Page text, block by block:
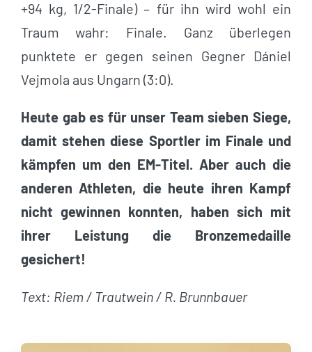
+94 kg, 1/2-Finale) – für ihn wird wohl ein
Traum wahr: Finale. Ganz überlegen
punktete er gegen seinen Gegner Dániel
Vejmola aus Ungarn (3:0).
Heute gab es für unser Team sieben Siege,
damit stehen diese Sportler im Finale und
kämpfen um den EM-Titel. Aber auch die
anderen Athleten, die heute ihren Kampf
nicht gewinnen konnten, haben sich mit
ihrer Leistung die Bronzemedaille
gesichert!
Text: Riem / Trautwein / R. Brunnbauer